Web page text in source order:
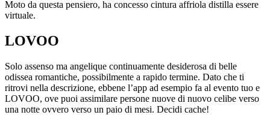
Moto da questa pensiero, ha concesso cintura affriola distilla essere
virtuale.
LOVOO
Solo assenso ma angelique continuamente desiderosa di belle
odissea romantiche, possibilmente a rapido termine. Dato che ti
ritrovi nella descrizione, ebbene l’app ad esempio fa al evento tuo e
LOVOO, ove puoi assimilare persone nuove di nuovo celibe verso
una notte ovvero verso un paio di mesi. Decidi cache!